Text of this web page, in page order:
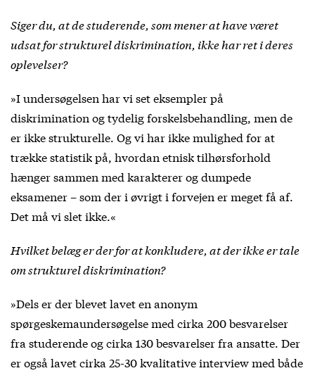
Siger du, at de studerende, som mener at have været
udsat for strukturel diskrimination, ikke har ret i deres
oplevelser?
»I undersøgelsen har vi set eksempler på
diskrimination og tydelig forskelsbehandling, men de
er ikke strukturelle. Og vi har ikke mulighed for at
trække statistik på, hvordan etnisk tilhørsforhold
hænger sammen med karakterer og dumpede
eksamener – som der i øvrigt i forvejen er meget få af.
Det må vi slet ikke.«
Hvilket belæg er der for at konkludere, at der ikke er tale
om strukturel diskrimination?
»Dels er der blevet lavet en anonym
spørgeskemaundersøgelse med cirka 200 besvarelser
fra studerende og cirka 130 besvarelser fra ansatte. Der
er også lavet cirka 25-30 kvalitative interview med både